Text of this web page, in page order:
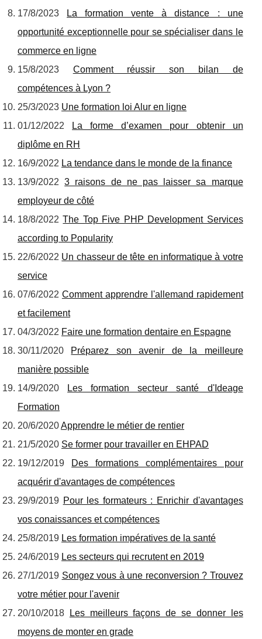
17/8/2023
La formation vente à distance : une
opportunité exceptionnelle pour se spécialiser dans le
commerce en ligne
15/8/2023 Comment réussir son bilan de
compétences à Lyon ?
25/3/2023 Une formation loi Alur en ligne
01/12/2022
La forme d’examen pour obtenir un
diplôme en RH
16/9/2022 La tendance dans le monde de la finance
13/9/20223 raisons de ne pas laisser sa marque
employeur de côté
18/8/2022The Top Five PHP Development Services
according to Popularity
22/6/2022 Un chasseur de tête en informatique à votre
service
07/6/2022 Comment apprendre l'allemand rapidement
et facilement
04/3/2022 Faire une formation dentaire en Espagne
30/11/2020 Préparez son avenir de la meilleure
manière possible
14/9/2020
Les formation secteur santé d'Ideage
Formation
20/6/2020Apprendre le métier de rentier
21/5/2020 Se former pour travailler en EHPAD
19/12/2019
Des formations complémentaires pour
acquérir d'avantages de compétences
29/9/2019 Pour les formateurs : Enrichir d'avantages
vos conaissances et compétences
25/8/2019 Les formation impératives de la santé
24/6/2019 Les secteurs qui recrutent en 2019
27/1/2019 Songez vous à une reconversion ? Trouvez
votre métier pour l'avenir
20/10/2018
Les meilleurs façons de se donner les
moyens de monter en grade